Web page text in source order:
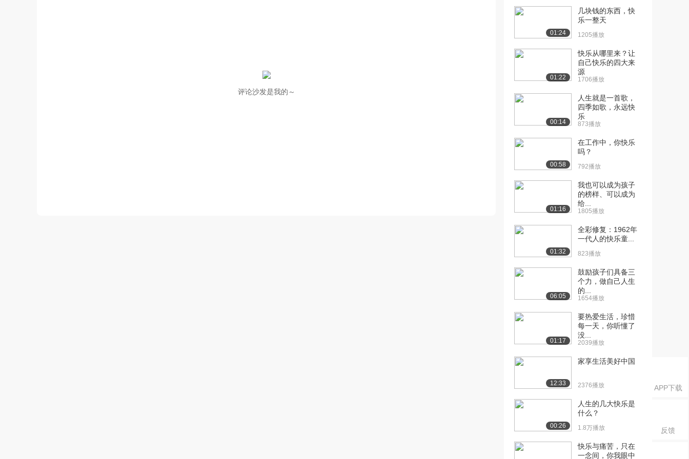
APP下载
反馈
评论沙发是我的～
[13] 21 小壁虎借尾巴 02:04
3545播放
[15] 识字2 姓氏歌
[16] 识字4 猜字谜 00:40
2753播放
[18] 识字7 操场上
00:39
01:24
几块钱的东西，快
乐一整天
1205播放
01:22
快乐从哪里来？让
自己快乐的四大来
源
1706播放
00:14
人生就是一首歌，
四季如歌，永远快
乐
873播放
00:58
在工作中，你快乐
吗？
792播放
01:16
我也可以成为孩子
的榜样、可以成为
给...
1805播放
01:32
全彩修复：1962年
一代人的快乐童...
823播放
06:05
鼓励孩子们具备三
个力，做自己人生
的...
1654播放
01:17
要热爱生活，珍惜
每一天，你听懂了
没...
2039播放
12:33
家享生活美好中国
2376播放
00:26
人生的几大快乐是
什么？
1.8万播放
快乐与痛苦，只在
一念间，你我眼中